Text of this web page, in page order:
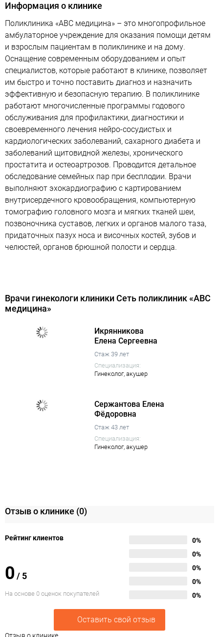
Информация о клинике
Поликлиника «ABC медицина» – это многопрофильное
амбулаторное учреждение для оказания помощи детям
и взрослым пациентам в поликлинике и на дому.
Оснащение современным оборудованием и опыт
специалистов, которые работают в клинике, позволяет
им быстро и точно поставить диагноз и назначить
эффективную и безопасную терапию. В поликлинике
работают многочисленные программы годового
обслуживания для профилактики, диагностики и
своевременного лечения нейро-сосудистых и
кардиологических заболеваний, сахарного диабета и
заболеваний щитовидной железы, хронического
простатита и остеоартрозов. Проводится детальное
обследование семейных пар при бесплодии. Врачи
выполняют эхокардиографию с картированием
внутрисердечного кровообращения, компьютерную
томографию головного мозга и мягких тканей шеи,
позвоночника суставов, легких и органов малого таза,
придаточных пазух носа и височных костей, зубов и
челюстей, органов брюшной полости и сердца.
Врачи гинекологи клиники Сеть поликлиник «ABC
медицина»
Икрянникова
Елена Сергеевна
Стаж 39 лет
Специализация:
Гинеколог, акушер
Сержантова Елена
Фёдоровна
Стаж 43 лет
Специализация:
Гинеколог, акушер
Отзыв о клинике (0)
Рейтинг клиентов
0 / 5
На основе 0 оценок покупателей
0%
0%
0%
0%
0%
Оставить свой отзыв